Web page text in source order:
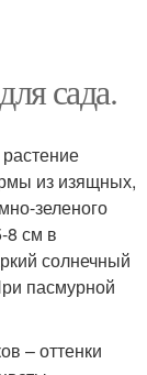
сада.
из изящных,
зеленого
см в
солнечный
пасмурной
– оттенки